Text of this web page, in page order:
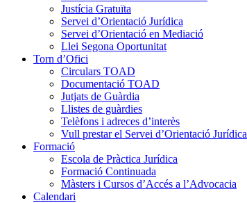
Justícia Gratuïta
Servei d’Orientació Jurídica
Servei d’Orientació en Mediació
Llei Segona Oportunitat
Torn d’Ofici
Circulars TOAD
Documentació TOAD
Jutjats de Guàrdia
Llistes de guàrdies
Telèfons i adreces d’interès
Vull prestar el Servei d’Orientació Jurídica
Formació
Escola de Pràctica Jurídica
Formació Continuada
Màsters i Cursos d’Accés a l’Advocacia
Calendari